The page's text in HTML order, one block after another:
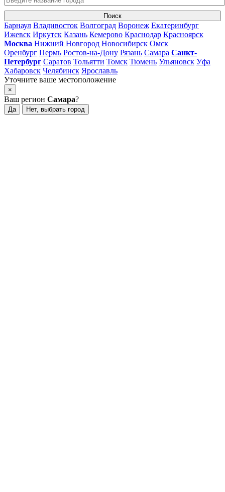
Поиск
Барнаул Владивосток Волгоград Воронеж Екатеринбург
Ижевск Иркутск Казань Кемерово Краснодар Красноярск
Москва Нижний Новгород Новосибирск Омск
Оренбург Пермь Ростов-на-Дону Рязань Самара Санкт-
Петербург Саратов Тольятти Томск Тюмень Ульяновск Уфа
Хабаровск Челябинск Ярославль
Уточните ваше местоположение
×
Ваш регион Самара?
Да Нет, выбрать город